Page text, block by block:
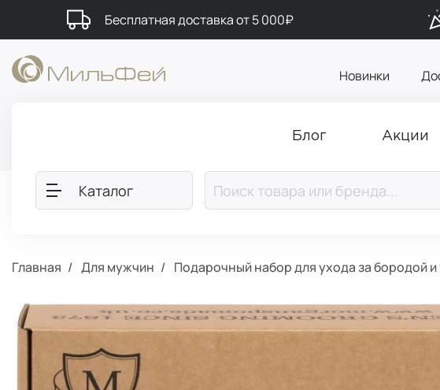
Бесплатная доставка от 5 000₽
Новинки
Блог Акции
Каталог
Главная Для мужчин Подарочный набор для ухода за бородой и